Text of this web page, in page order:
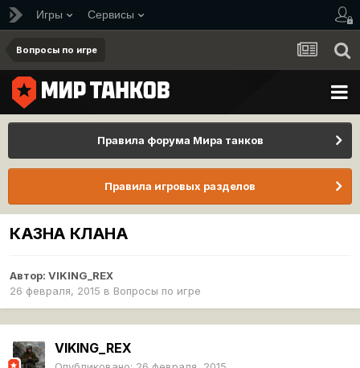
Игры Сервисы
Вопросы по игре
Правила форума Мира танков
Правила игровых разделов
КАЗНА КЛАНА
Автор: VIKING_REX
26 февраля, 2015 в Вопросы по игре
VIKING_REX